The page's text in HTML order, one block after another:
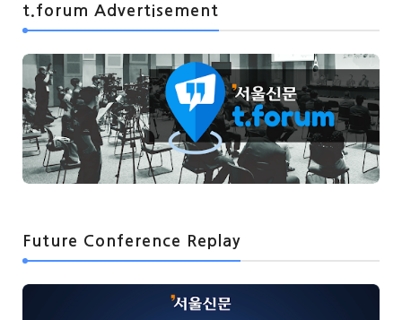
t.forum Advertisement
Future Conference Replay